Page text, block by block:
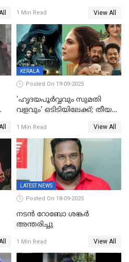
ഇൻഡസ്ട്രി ഹിറ്റ്;
റെക്കോർഡുമായി ലോക
1 Min Read View All
KERALA
Posted On 19-09-2025
'ഹൃദയപൂര്‍വ്വവും സുമതി
വളവും' ഒടിടിയിലേക്ക്; തീയതി
1 Min Read View All
LATEST NEWS
Posted On 18-09-2025
നടൻ റോബോ ശങ്കർ
അന്തരിച്ചു
1 Min Read View All